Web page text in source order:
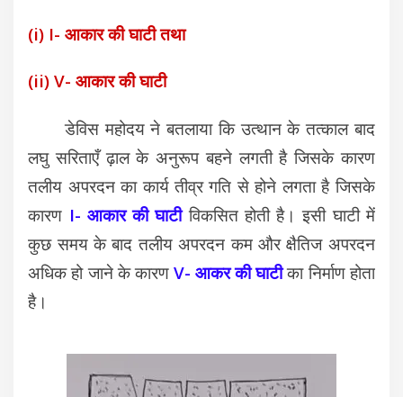
(i) I- आकार की घाटी तथा
(ii) V- आकार की घाटी
डेविस महोदय ने बतलाया कि उत्थान के तत्काल बाद
लघु सरिताएँ ढ़ाल के अनुरूप बहने लगती है जिसके कारण
तलीय अपरदन का कार्य तीव्र गति से होने लगता है जिसके
कारण I- आकार की घाटीविकसित होती है। इसी घाटी में
कुछ समय के बाद तलीय अपरदन कम और क्षैतिज अपरदन
अधिक हो जाने के कारण V- आकर की घाटीका निर्माण होता
है।